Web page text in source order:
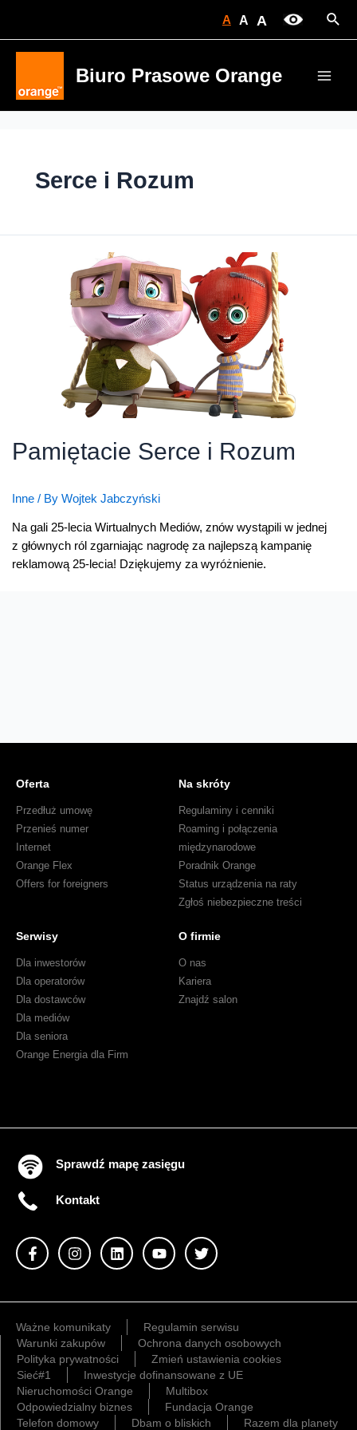
A A A
Biuro Prasowe Orange
Serce i Rozum
Pamiętacie Serce i Rozum
Inne/ By Wojtek Jabczyński
Na gali 25-lecia Wirtualnych Mediów, znów wystąpili w jednej
z głównych ról zgarniając nagrodę za najlepszą kampanię
reklamową 25-lecia! Dziękujemy za wyróżnienie.
Oferta
Przedłuż umowę
Przenieś numer
Internet
Orange Flex
Offers for foreigners
Na skróty
Regulaminy i cenniki
Roaming i połączenia
międzynarodowe
Poradnik Orange
Status urządzenia na raty
Zgłoś niebezpieczne treści
Serwisy
Dla inwestorów
Dla operatorów
Dla dostawców
Dla mediów
Dla seniora
Orange Energia dla Firm
O firmie
O nas
Kariera
Znajdź salon
Sprawdź mapę zasięgu
Kontakt
Ważne komunikaty
Regulamin serwisu
Warunki zakupów
Ochrona danych osobowych
Polityka prywatności
Zmień ustawienia cookies
Sieć#1
Inwestycje dofinansowane z UE
Nieruchomości Orange
Multibox
Odpowiedzialny biznes
Fundacja Orange
Telefon domowy
Dbam o bliskich Razem dla planety